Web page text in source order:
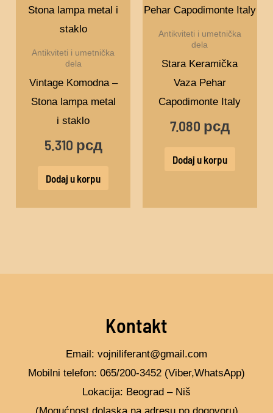
Antikviteti i umetnička
dela
Vintage Komodna –
Stona lampa metal
i staklo
5.310 рсд
Dodaj u korpu
Antikviteti i umetnička
dela
Stara Keramička
Vaza Pehar
Capodimonte Italy
7.080 рсд
Dodaj u korpu
Kontakt
Email: vojniliferant@gmail.com
Mobilni telefon: 065/200-3452 (Viber,WhatsApp)
Lokacija: Beograd – Niš